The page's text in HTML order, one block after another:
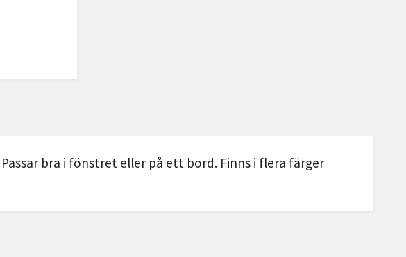
bra i fönstret eller på ett bord. Finns i flera färger